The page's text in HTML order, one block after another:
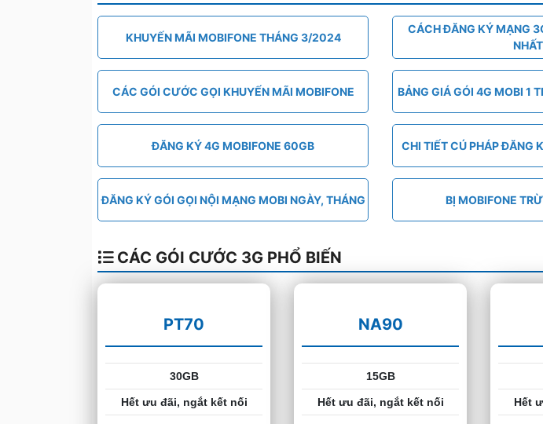
KHUYẾN MÃI MOBIFONE THÁNG 3/2024
CÁCH ĐĂNG KÝ MẠNG
NHẤT
CÁC GÓI CƯỚC GỌI KHUYẾN MÃI MOBIFONE BẢNG GIÁ GÓI 4G MOBI 1
ĐĂNG KÝ 4G MOBIFONE 60GB CHI TIẾT CÚ PHÁP ĐĂNG
ĐĂNG KÝ GÓI GỌI NỘI MẠNG MOBI NGÀY, THÁNG BỊ MOBIFONE
CÁC GÓI CƯỚC 3G PHỔ BIẾN
PT70
30GB
Hết ưu đãi, ngắt kết nối
NA90
15GB
Hết ưu đãi, ngắt kết nối Hết